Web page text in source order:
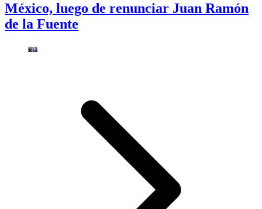
México, luego de renunciar Juan Ramón
de la Fuente